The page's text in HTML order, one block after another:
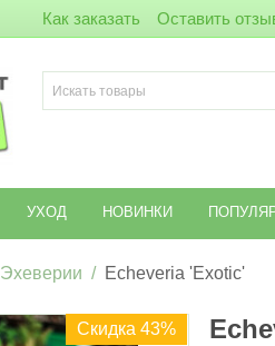
Как заказать Оставить
УХОД НОВИНКИ
Эхеверии / Echeveria 'Exotic'
Скидка 43%